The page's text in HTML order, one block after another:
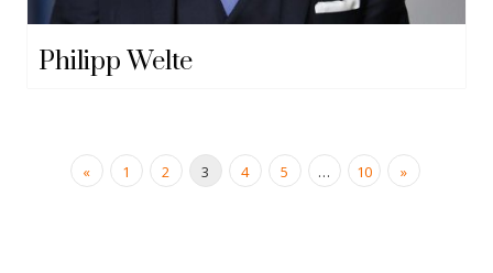
Philipp Welte
« 1 2 3 4 5 … 10 »